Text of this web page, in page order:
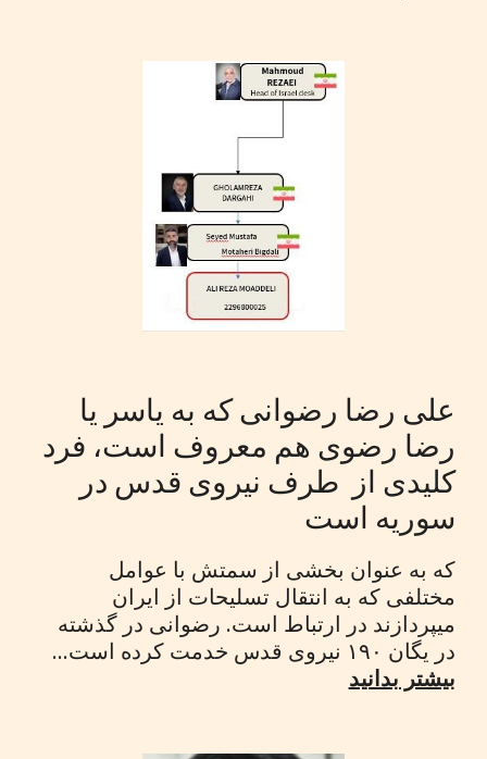
علی رضا رضوانی که به یاسر یا
رضا رضوی هم معروف است، فرد
کلیدی از طرف نیروی قدس در
سوریه است
مختلفی که به انتقال تسلیحات از ایران
میپردازند در ارتباط است. رضوانی در گذشته
در یگان ۱۹۰ نیروی قدس خدمت کرده است...
بیشتر بدانید